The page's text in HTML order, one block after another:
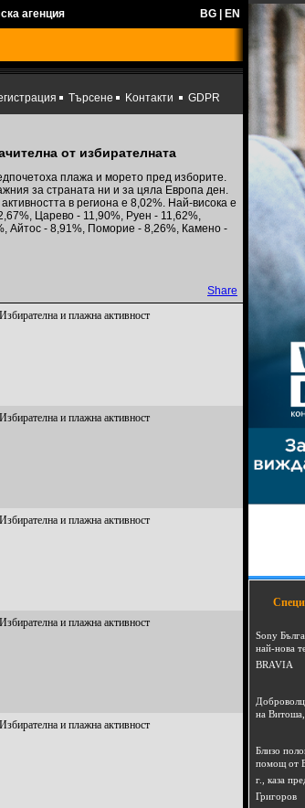
агенция BG EN
Търсене Kонтакти GDPR
от избирателната
плажа и морето пред изборите.
за страната ни и за цяла Европа ден.
в региона е 8,02%. Най-висока е
Царево - 11,90%, Руен - 11,62%,
Айтос - 8,91%, Поморие - 8,26%, Камено -
Share
и плажна активност
и плажна активност
и плажна активност
и плажна активност
и плажна активност
Sony
най-нова
BRAVIA
на
Близо
помощ от
г., каза
Григоров